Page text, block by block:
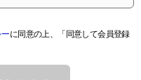
に同意の上、「同意して会員登録